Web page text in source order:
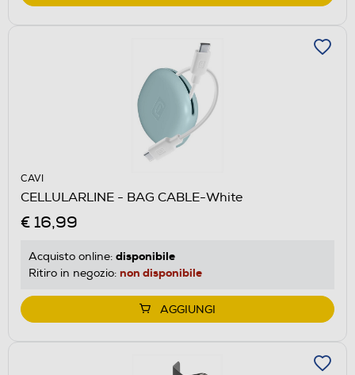
CAVI
CELLULARLINE - BAG CABLE-White
€ 16,99
Acquisto online: disponibile
Ritiro in negozio: non disponibile
AGGIUNGI